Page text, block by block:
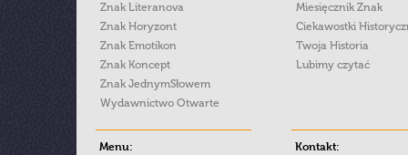
Znak Literanova
Znak Horyzont
Znak Emotikon
Znak Koncept
Znak JednymSłowem
Wydawnictwo Otwarte
Miesięcznik Znak
Ciekawostki
Twoja Historia
Lubimy czytać
Menu: Kontakt: